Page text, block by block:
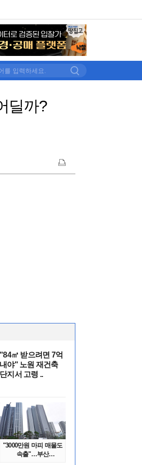
딜까?
"84㎡ 받으려면 7억
내야" 노원 재건축
단지서 고령 ..
"3000만원 마피 매물도
속출"…부산